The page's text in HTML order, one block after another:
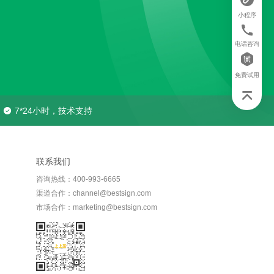
7*24小时，技术支持
联系我们
咨询热线：400-993-6665
渠道合作：channel@bestsign.com
市场合作：marketing@bestsign.com
小程序
电话咨询
免费试用